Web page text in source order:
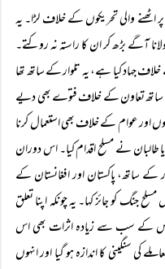
والی تحریکوں کے خلاف لڑا۔ یہ
آگے بڑھ کر ان کا راستہ نہ روکتے۔
جہاد کیا ہے، یہ تلوار کے ساتھ تھا
ساتھ تعاون کے خلاف فتوے بھی دیے
اور عوام کے خلاف بھی استعمال کرنا
طالبان نے مسلح اقدام کیا۔ اس دوران
کے ساتھ، پاکستان اور افغانستان کے
جنگ کو جائز کہا۔ یہ چونکہ اپنا تعلق
کے سب سے زیادہ اثرات بھی اس
سنگینی کا اندازہ ہو گیا اور انہوں